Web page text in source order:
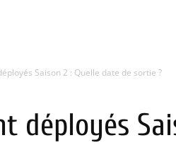
Saison 2 : Quelle date de sortie ?
déployés